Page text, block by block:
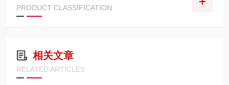
PRODUCT CLASSIFICATION
相关文章
RELATED ARTICLES